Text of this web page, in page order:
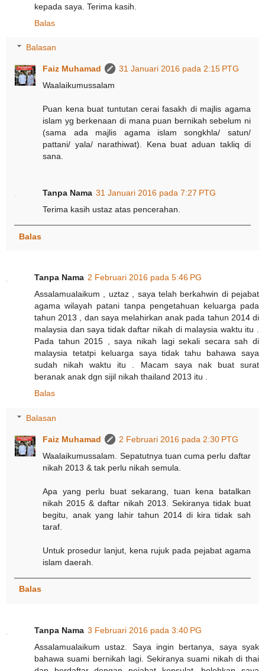
kepada saya. Terima kasih.
Balas
Balasan
Faiz Muhamad
31 Januari 2016 pada 2:15 PTG
Waalaikumussalam
Puan kena buat tuntutan cerai fasakh di majlis agama
islam yg berkenaan di mana puan bernikah sebelum ni
(sama ada majlis agama islam songkhla/ satun/
pattani/ yala/ narathiwat). Kena buat aduan takliq di
sana.
Tanpa Nama 31 Januari 2016 pada 7:27 PTG
Terima kasih ustaz atas pencerahan.
Balas
Tanpa Nama 2 Februari 2016 pada 5:46 PG
Assalamualaikum , uztaz , saya telah berkahwin di pejabat
agama wilayah patani tanpa pengetahuan keluarga pada
tahun 2013 , dan saya melahirkan anak pada tahun 2014 di
malaysia dan saya tidak daftar nikah di malaysia waktu itu .
Pada tahun 2015 , saya nikah lagi sekali secara sah di
malaysia tetatpi keluarga saya tidak tahu bahawa saya
sudah nikah waktu itu . Macam saya nak buat surat
beranak anak dgn sijil nikah thailand 2013 itu .
Balas
Balasan
Faiz Muhamad
2 Februari 2016 pada 2:30 PTG
Waalaikumussalam. Sepatutnya tuan cuma perlu daftar
nikah 2013 & tak perlu nikah semula.
Apa yang perlu buat sekarang, tuan kena batalkan
nikah 2015 & daftar nikah 2013. Sekiranya tidak buat
begitu, anak yang lahir tahun 2014 di kira tidak sah
taraf.
Untuk prosedur lanjut, kena rujuk pada pejabat agama
islam daerah.
Balas
Tanpa Nama 3 Februari 2016 pada 3:40 PG
Assalamualaikum ustaz. Saya ingin bertanya, saya syak
bahawa suami bernikah lagi. Sekiranya suami nikah di thai